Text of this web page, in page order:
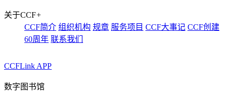
关于CCF+
CCF简介 组织机构 规章 服务项目 CCF大事记 CCF创建
60周年 联系我们
CCFLink APP
数字图书馆